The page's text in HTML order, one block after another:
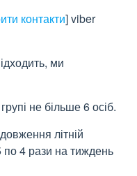
контакти]viber
ми
не більше 6 осіб.
літній
по 4 рази на тиждень